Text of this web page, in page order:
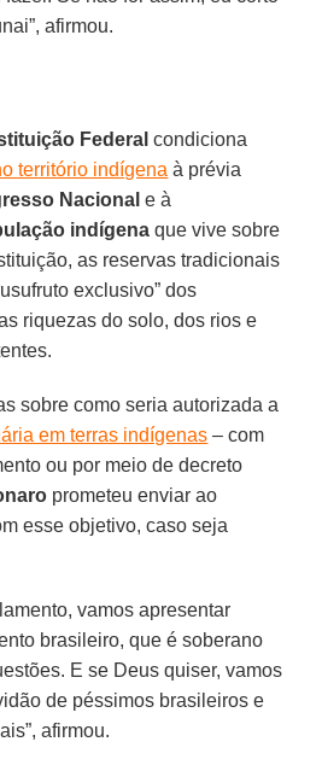
afirmou.
Federal condiciona
território indígena à prévia
Nacional e à
indígena que vive sobre
as reservas tradicionais
exclusivo” dos
riquezas do solo, dos rios e
sobre como seria autorizada a
em terras indígenas – com
ou por meio de decreto
prometeu enviar ao
esse objetivo, caso seja
vamos apresentar
brasileiro, que é soberano
E se Deus quiser, vamos
de péssimos brasileiros e
afirmou.